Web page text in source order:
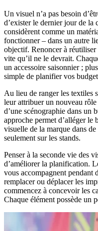
Un visuel n’a pas besoin
d’exister le dernier jour de la
considèrent comme un
fonctionner – dans un autre
objectif. Renoncer à
vite qu’il ne le devrait.
un accessoire saisonnier ;
simple de planifier vos
Au lieu de ranger les textiles
leur attribuer un nouveau
d’une scénographie dans un
approche permet d’alléger le
visuelle de la marque dans
seulement sur les stands.
Penser à la seconde vie des
d’améliorer la planification.
vous accompagnent pendant
remplacer ou déplacer les
commencez à concevoir les
Chaque élément possède un